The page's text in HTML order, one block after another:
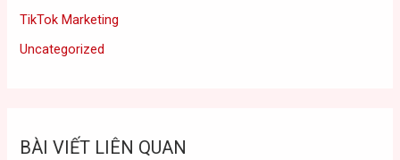
TikTok Marketing
Uncategorized
BÀI VIẾT LIÊN QUAN